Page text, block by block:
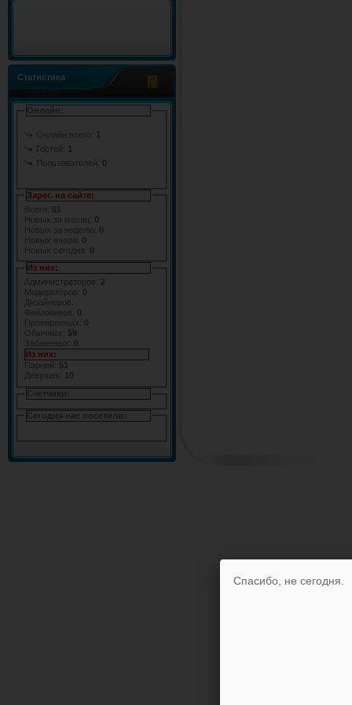
Статистика
Онлайн:
Онлайн всего: 1
Гостей: 1
Пользователей: 0
Зарег. на сайте:
Всего: 61
Новых за месяц: 0
Новых за неделю: 0
Новых вчера: 0
Новых сегодня: 0
Из них:
Администраторов: 2
Модераторов: 0
Дизайнеров:
Файловиков: 0
Проверенных: 0
Обычных: 59
Забаненых: 0
Из них:
Парней: 51
Девушек:
10
Счетчики:
Сегодня нас посетили:
Спасибо, не сегодня.